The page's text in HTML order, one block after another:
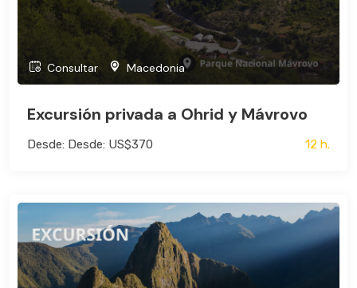
Consultar Macedonia
Excursión privada a Ohrid y Mávrovo
Desde: Desde: US$370 12 h.